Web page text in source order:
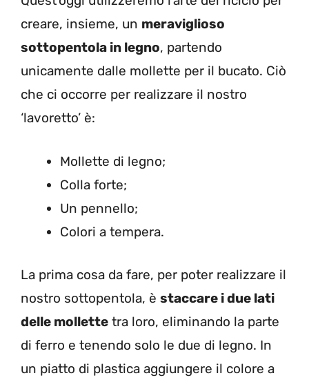
creare, insieme, un meraviglioso
sottopentola in legno, partendo
unicamente dalle mollette per il bucato. Ciò
che ci occorre per realizzare il nostro
‘lavoretto’ è:
Mollette di legno;
Colla forte;
Un pennello;
Colori a tempera.
La prima cosa da fare, per poter realizzare il
nostro sottopentola, è staccare i due lati
delle mollette tra loro, eliminando la parte
di ferro e tenendo solo le due di legno. In
un piatto di plastica aggiungere il colore a